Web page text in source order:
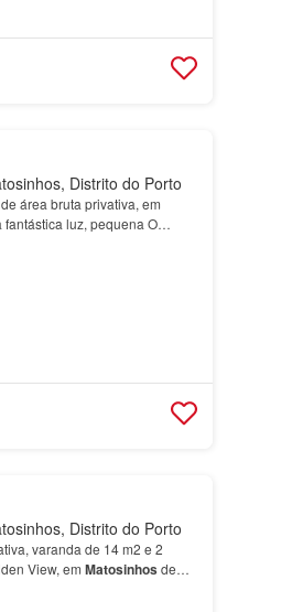
Distrito do Porto
área bruta privativa, em
luz, pequena O
Distrito do Porto
varanda de 14 m2 e 2
View, em Matosinhos de
a 129 m2.…